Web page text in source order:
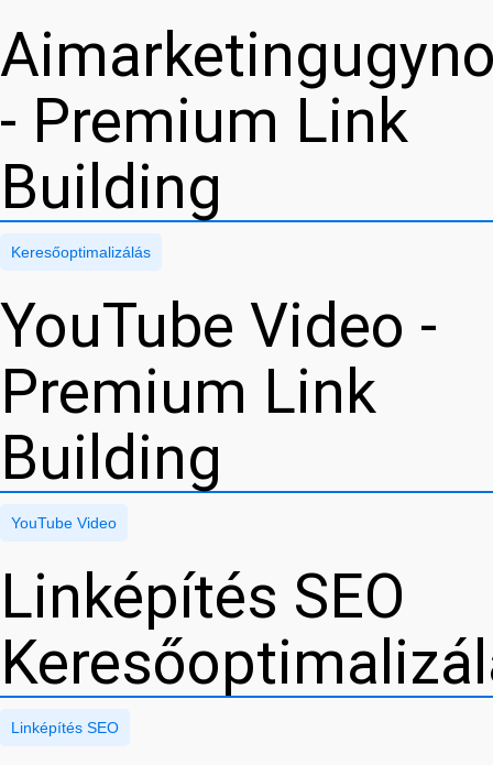
- Premium Link
Building
Keresőoptimalizálás
YouTube Video -
Premium Link
Building
YouTube Video
Linképítés SEO
Linképítés SEO